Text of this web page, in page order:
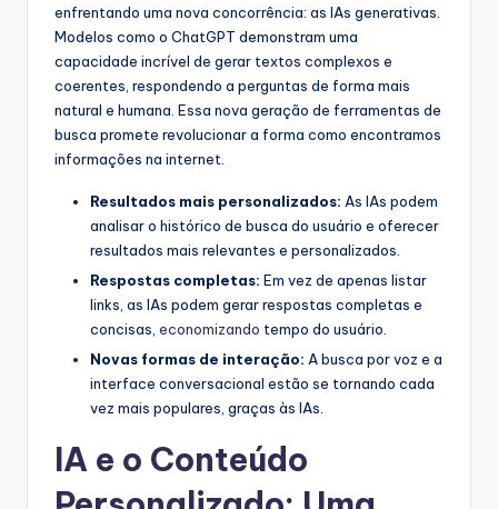
enfrentando uma nova concorrência: as IAs generativas.
Modelos como o ChatGPT demonstram uma
capacidade incrível de gerar textos complexos e
coerentes, respondendo a perguntas de forma mais
natural e humana. Essa nova geração de ferramentas de
busca promete revolucionar a forma como encontramos
informações na internet.
Resultados mais personalizados: As IAs podem
analisar o histórico de busca do usuário e oferecer
resultados mais relevantes e personalizados.
Respostas completas: Em vez de apenas listar
links, as IAs podem gerar respostas completas e
concisas, economizando tempo do usuário.
Novas formas de interação: A busca por voz e a
interface conversacional estão se tornando cada
vez mais populares, graças às IAs.
IA e o Conteúdo